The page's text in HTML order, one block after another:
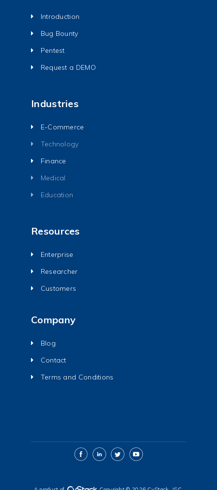
Introduction
Bug Bounty
Pentest
Request a DEMO
Industries
E-Commerce
Technology
Finance
Medical
Education
Resources
Enterprise
Researcher
Customers
Company
Blog
Contact
Terms and Conditions